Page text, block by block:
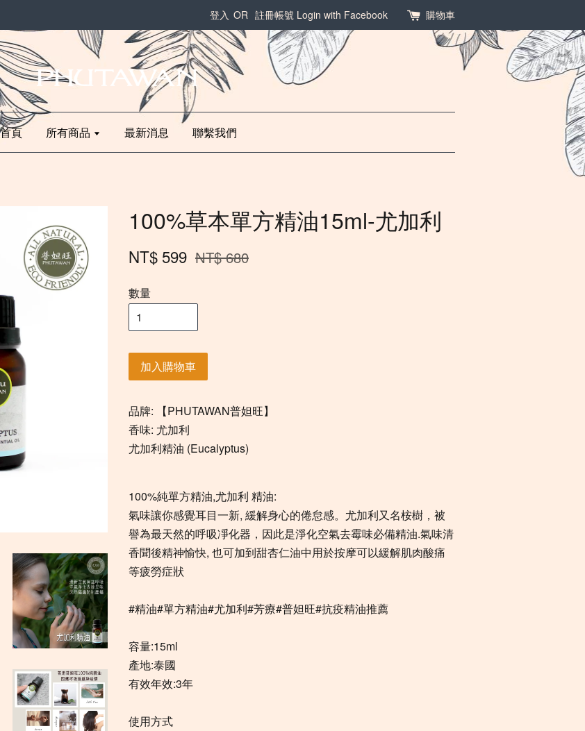
登入 OR 註冊帳號 Login with Facebook 購物車
首頁 所有商品 最新消息 聯繫我們
100%草本單方精油15ml-尤加利
NT$ 599 NT$ 680
數量
加入購物車
品牌: 【PHUTAWAN普妲旺】
香味: 尤加利
尤加利精油 (Eucalyptus)
100%純單方精油,尤加利 精油:
氣味讓你感覺耳目一新, 緩解身心的倦怠感。尤加利又名桉樹，被
譽為最天然的呼吸凈化器，因此是淨化空氣去霉味必備精油.氣味清
香聞後精神愉快, 也可加到甜杏仁油中用於按摩可以緩解肌肉酸痛
等疲勞症狀
#精油#單方精油#尤加利#芳療#普妲旺#抗疫精油推薦
容量:15ml
產地:泰國
有效年效:3年
使用方式